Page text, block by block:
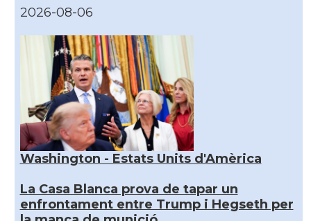
2026-08-06
Washington - Estats Units d'Amèrica
La Casa Blanca prova de tapar un
enfrontament entre Trump i Hegseth per